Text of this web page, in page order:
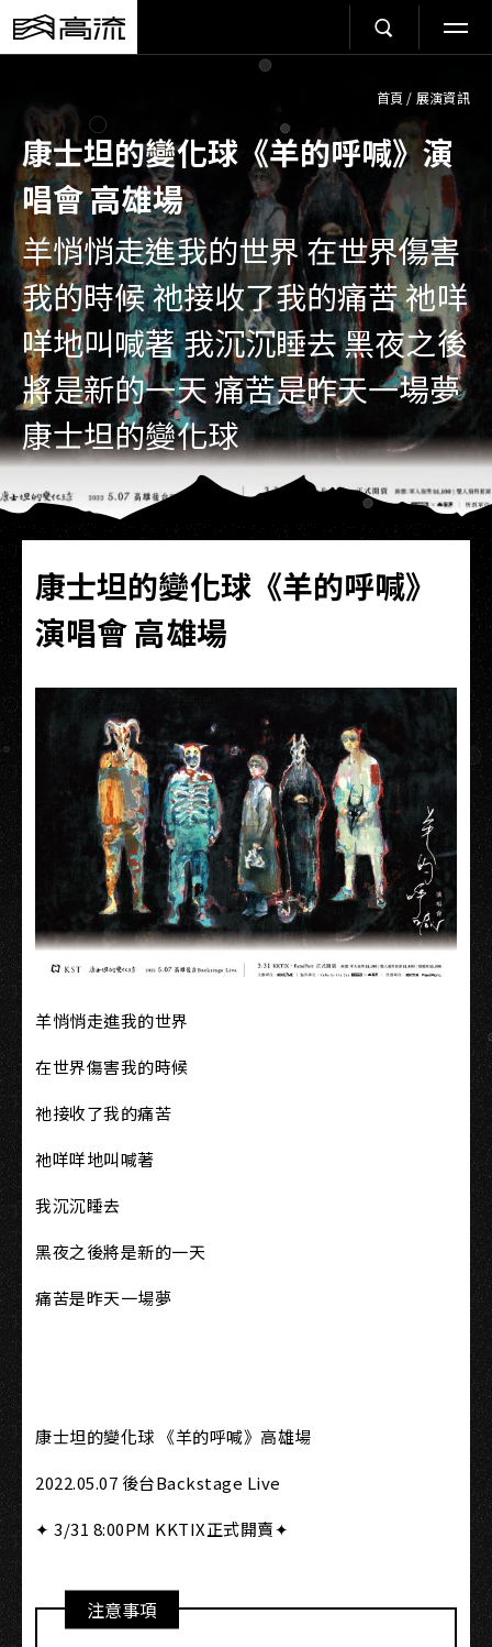
首頁 / 展演資訊
康士坦的變化球《羊的呼喊》演
唱會 高雄場
羊悄悄走進我的世界 在世界傷害
我的時候 祂接收了我的痛苦 祂咩
咩地叫喊著 我沉沉睡去 黑夜之後
將是新的一天 痛苦是昨天一場夢
康士坦的變化球
康士坦的變化球《羊的呼喊》
演唱會 高雄場
羊悄悄走進我的世界
在世界傷害我的時候
祂接收了我的痛苦
祂咩咩地叫喊著
我沉沉睡去
黑夜之後將是新的一天
痛苦是昨天一場夢
康士坦的變化球 《羊的呼喊》高雄場
2022.05.07 後台Backstage Live
✦ 3/31 8:00PM KKTIX正式開賣✦
注意事項